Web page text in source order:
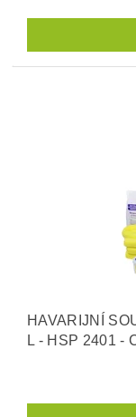
HAVARIJNÍ
L - HSP 2401 -